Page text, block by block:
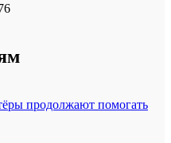
продолжают помогать